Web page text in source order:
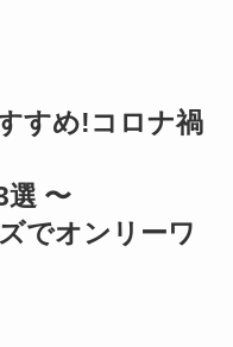
すめ!コロナ禍
選 〜
でオンリーワ